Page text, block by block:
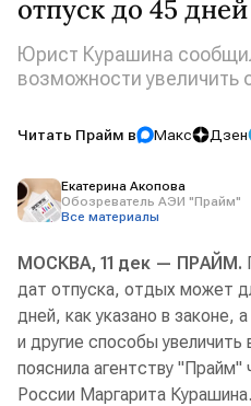
отпуск до 45 дней
Юрист Курашина
возможности увеличить
Читать Прайм в Макс Дзен
Екатерина Акопова
Обозреватель АЭИ "Прайм"
Все материалы
МОСКВА, 11 дек — ПРАЙМ.
дат отпуска, отдых может
дней, как указано в законе,
и другие способы
пояснила агентству
России Маргарита Курашина.